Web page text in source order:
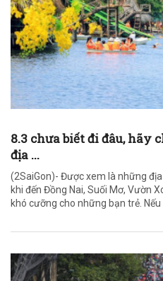
8.3 chưa biết đi đâu,
địa ...
(2SaiGon)- Được xem là những
khi đến Đồng Nai, Suối Mơ, Vườn
khó cưỡng cho những bạn trẻ. Nếu